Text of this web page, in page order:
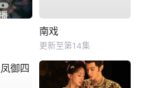
南戏
更新至第14集